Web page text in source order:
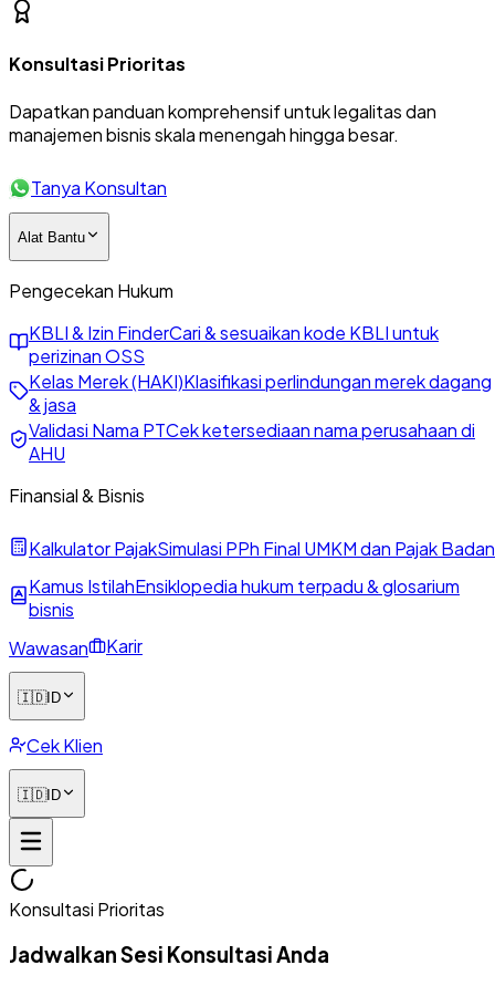
Konsultasi Prioritas
Dapatkan panduan komprehensif untuk legalitas dan
manajemen bisnis skala menengah hingga besar.
Tanya Konsultan
Alat Bantu
Pengecekan Hukum
KBLI & Izin FinderCari & sesuaikan kode KBLI untuk
perizinan OSS
Kelas Merek (HAKI)Klasifikasi perlindungan merek dagang
& jasa
Validasi Nama PTCek ketersediaan nama perusahaan di
AHU
Finansial & Bisnis
Kalkulator PajakSimulasi PPh Final UMKM dan Pajak Badan
Kamus IstilahEnsiklopedia hukum terpadu & glosarium
bisnis
Wawasan
Karir
🇮🇩ID
Cek Klien
🇮🇩ID
Konsultasi Prioritas
Jadwalkan Sesi Konsultasi Anda